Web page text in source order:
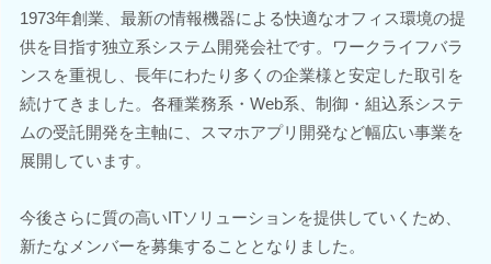
1973年創業、最新の情報機器による快適なオフィス環境の提
供を目指す独立系システム開発会社です。ワークライフバラ
ンスを重視し、長年にわたり多くの企業様と安定した取引を
続けてきました。各種業務系・Web系、制御・組込系システ
ムの受託開発を主軸に、スマホアプリ開発など幅広い事業を
展開しています。
今後さらに質の高いITソリューションを提供していくため、
新たなメンバーを募集することとなりました。